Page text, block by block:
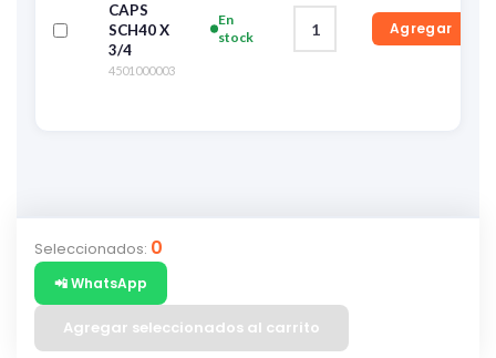
CAPS
SCH40 X
3/4
4501000003
En
stock
Agregar
Seleccionados: 0
📲 WhatsApp
Agregar seleccionados al carrito